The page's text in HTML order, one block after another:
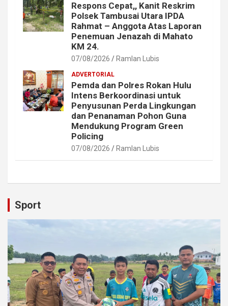
Respons Cepat,, Kanit Reskrim
Polsek Tambusai Utara IPDA
Rahmat – Anggota Atas Laporan
Penemuan Jenazah di Mahato
KM 24.
07/08/2026 Ramlan Lubis
ADVERTORIAL
Pemda dan Polres Rokan Hulu
Intens Berkoordinasi untuk
Penyusunan Perda Lingkungan
dan Penanaman Pohon Guna
Mendukung Program Green
Policing
07/08/2026 Ramlan Lubis
Sport